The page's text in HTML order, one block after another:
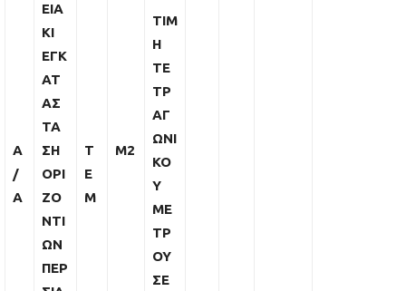
Α
/
Α
ΕΙΑ
ΚΙ
ΕΓΚ
ΑΤ
ΑΣ
ΤΑ
ΣΗ
ΟΡΙ
ΖΟ
ΝΤΙ
ΩΝ
ΠΕΡ
Τ
Ε
Μ
Μ2
ΤΙΜ
Η
ΤΕ
ΤΡ
ΑΓ
ΩΝΙ
ΚΟ
Υ
ΜΕ
ΤΡ
ΟΥ
ΣΕ